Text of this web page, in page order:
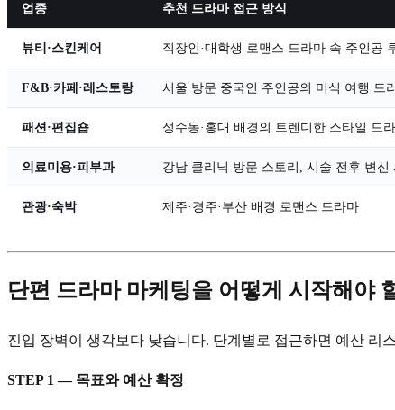
업종 추천 드라마 접근 방식
뷰티·스킨케어 직장인·대학생 로맨스 드라마 속 주인공
F&B·카페·레스토랑 서울 방문 중국인 주인공의 미식 여행 드
패션·편집숍 성수동·홍대 배경의 트렌디한 스타일 드
의료미용·피부과 강남 클리닉 방문 스토리, 시술 전후 변신
관광·숙박 제주·경주·부산 배경 로맨스 드라마
단편 드라마 마케팅을 어떻게 시작해야
진입 장벽이 생각보다 낮습니다. 단계별로 접근하면 예산 리
STEP 1 — 목표와 예산 확정